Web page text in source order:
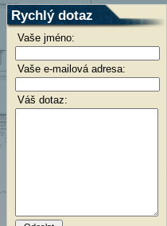
Rychlý dotaz
Vaše jméno:
Vaše e-mailová adresa:
Váš dotaz: